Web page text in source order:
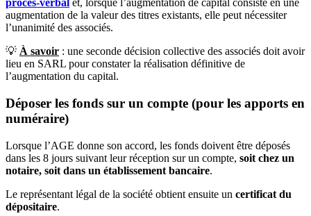
procès-verbal et, lorsque l’augmentation de capital consiste en une
augmentation de la valeur des titres existants, elle peut nécessiter
l’unanimité des associés.
💡 À savoir : une seconde décision collective des associés doit avoir
lieu en SARL pour constater la réalisation définitive de
l’augmentation du capital.
Déposer les fonds sur un compte (pour les apports en
numéraire)
Lorsque l’AGE donne son accord, les fonds doivent être déposés
dans les 8 jours suivant leur réception sur un compte, soit chez un
notaire, soit dans un établissement bancaire.
Le représentant légal de la société obtient ensuite un certificat du
dépositaire.